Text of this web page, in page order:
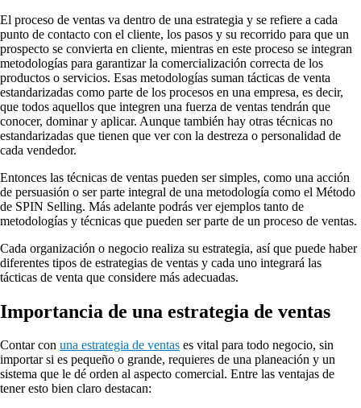
El proceso de ventas va dentro de una estrategia y se refiere a cada
punto de contacto con el cliente, los pasos y su recorrido para que un
prospecto se convierta en cliente, mientras en este proceso se integran
metodologías para garantizar la comercialización correcta de los
productos o servicios. Esas metodologías suman tácticas de venta
estandarizadas como parte de los procesos en una empresa, es decir,
que todos aquellos que integren una fuerza de ventas tendrán que
conocer, dominar y aplicar. Aunque también hay otras técnicas no
estandarizadas que tienen que ver con la destreza o personalidad de
cada vendedor.
Entonces las técnicas de ventas pueden ser simples, como una acción
de persuasión o ser parte integral de una metodología como el Método
de SPIN Selling. Más adelante podrás ver ejemplos tanto de
metodologías y técnicas que pueden ser parte de un proceso de ventas.
Cada organización o negocio realiza su estrategia, así que puede haber
diferentes tipos de estrategias de ventas y cada uno integrará las
tácticas de venta que considere más adecuadas.
Importancia de una estrategia de ventas
Contar con una estrategia de ventas es vital para todo negocio, sin
importar si es pequeño o grande, requieres de una planeación y un
sistema que le dé orden al aspecto comercial. Entre las ventajas de
tener esto bien claro destacan: